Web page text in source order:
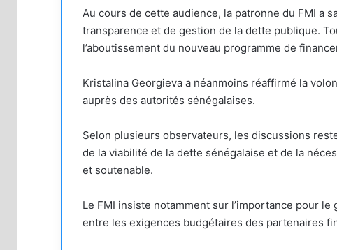
Au cours de cette audience, la patronne du FMI a
transparence et de gestion de la dette publique.
l’aboutissement du nouveau programme de
Kristalina Georgieva a néanmoins réaffirmé la
auprès des autorités sénégalaises.
Selon plusieurs observateurs, les discussions
de la viabilité de la dette sénégalaise et de la
et soutenable.
Le FMI insiste notamment sur l’importance pour
entre les exigences budgétaires des partenaires